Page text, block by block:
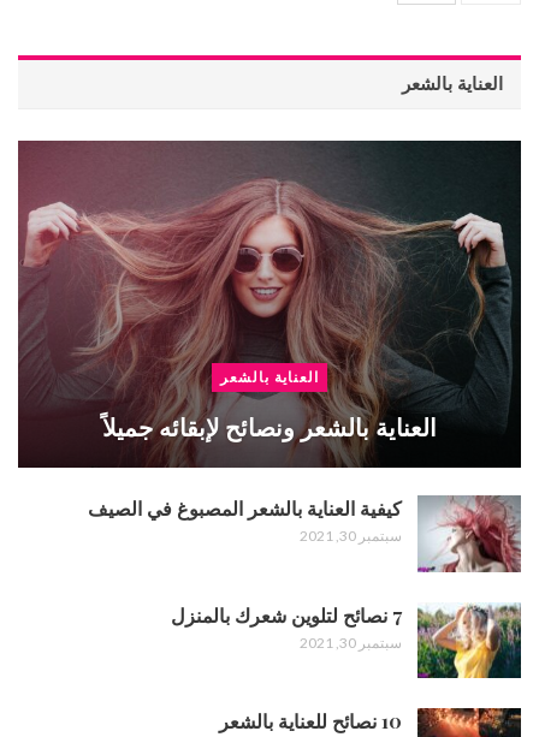
العناية بالشعر
العناية بالشعر
العناية بالشعر ونصائح لإبقائه جميلاً
كيفية العناية بالشعر المصبوغ في الصيف
سبتمبر 30, 2021
7 نصائح لتلوين شعرك بالمنزل
سبتمبر 30, 2021
10 نصائح للعناية بالشعر